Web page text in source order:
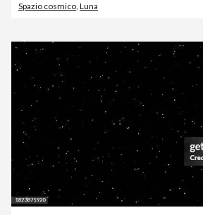
Spazio cosmico, Luna